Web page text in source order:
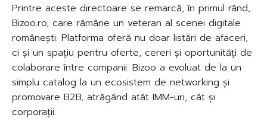
Printre aceste directoare se remarcă, în primul rând,
Bizoo.ro, care rămâne un veteran al scenei digitale
românești. Platforma oferă nu doar listări de afaceri,
ci și un spațiu pentru oferte, cereri și oportunități de
colaborare între companii. Bizoo a evoluat de la un
simplu catalog la un ecosistem de networking și
promovare B2B, atrăgând atât IMM-uri, cât și
corporații.